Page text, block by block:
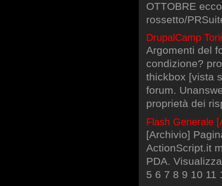
OTTOBRE
rossetto/
DrupalCamp
Argomenti del
condizione?
thickbox [vista
forum.
proprietà dei
Flash Generale
[Archivio]
ActionScript.it
PDA.
5 6 7 8 9 10 11